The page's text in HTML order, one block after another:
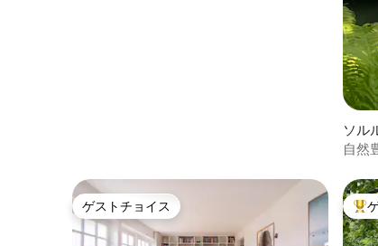
ソル
軒家
自然
ゲストチョイス
ゲストチョイス 大